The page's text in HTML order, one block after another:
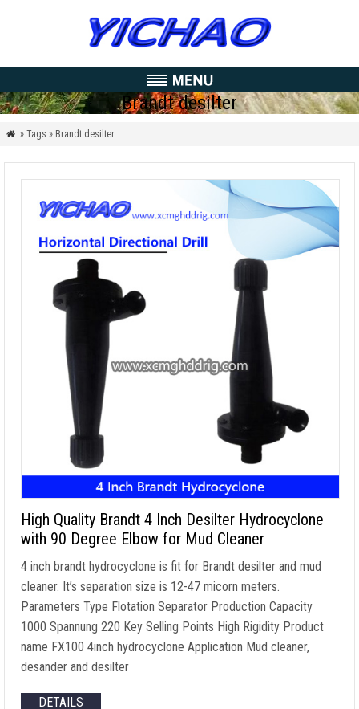
Brandt desilter
 » Tags » Brandt desilter
High Quality Brandt 4 Inch Desilter Hydrocyclone
with 90 Degree Elbow for Mud Cleaner
4 inch brandt hydrocyclone is fit for Brandt desilter and mud
cleaner. It’s separation size is 12-47 micorn meters.
Parameters Type Flotation Separator Production Capacity
1000 Spannung 220 Key Selling Points High Rigidity Product
name FX100 4inch hydrocyclone Application Mud cleaner,
desander and desilter
DETAILS